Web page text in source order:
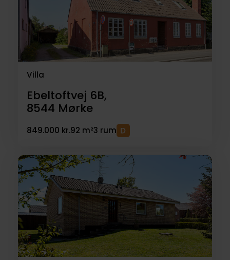
Villa
Ebeltoftvej 6B,
8544 Mørke
849.000 kr.92 m²3 rum